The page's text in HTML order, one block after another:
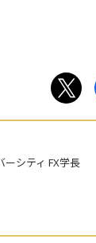
シティ FX学長